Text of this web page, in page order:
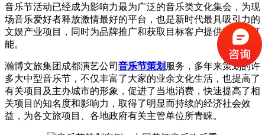
音乐节活动已经成为影响力最为广泛的音乐类文化集会，为现
场音乐爱好者释放激情最好的平台，也是新时代最具吸引力的
文娱产业项目，同时为品牌推广和获取目标客户提供更多的可
能。
瀚博文旅集团成都演艺公司 音乐节策划 服务，多年来策划的许
多大中型音乐节，不仅丰富了大家的业余文化生活，也提高了
有关项目及主办城市的形象，促进了当地消费，快速提高了相
关项目的知名度和影响力，取得了明显而持续的经济社会效
益，为各文旅项目、各地政府有关主管单位所青睐。